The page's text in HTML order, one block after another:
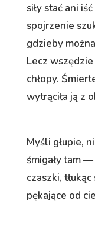
siły stać ani
spojrzenie
gdzieby
Lecz
chłopy.
wytrąciła ją z
Myśli głupie,
śmigały tam
czaszki,
pękające od